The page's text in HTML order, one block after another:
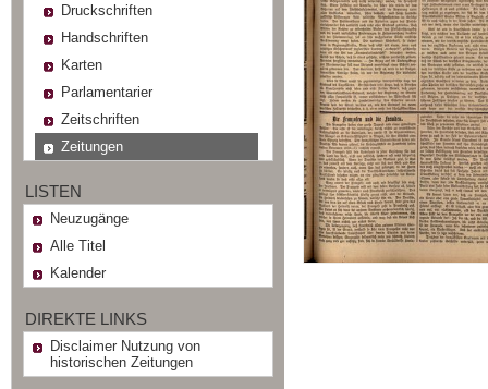
Druckschriften
Handschriften
Karten
Parlamentarier
Zeitschriften
Zeitungen
LISTEN
Neuzugänge
Alle Titel
Kalender
DIREKTE LINKS
Disclaimer Nutzung von
historischen Zeitungen